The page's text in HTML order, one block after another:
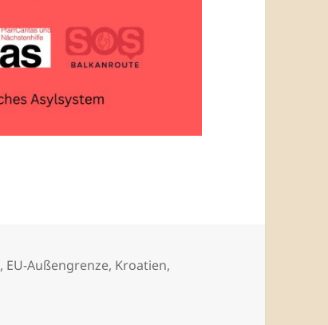
, EU-Außengrenze, Kroatien,